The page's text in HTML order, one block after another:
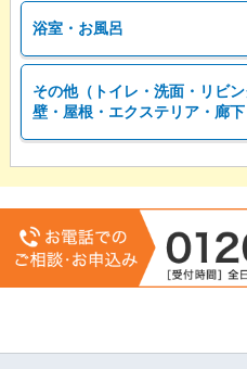
浴室・お風呂
その他（トイレ・洗面・リビ
壁・屋根・エクステリア・廊下